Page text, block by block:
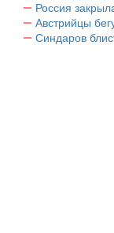
Россия
Австрийцы
Синдаров